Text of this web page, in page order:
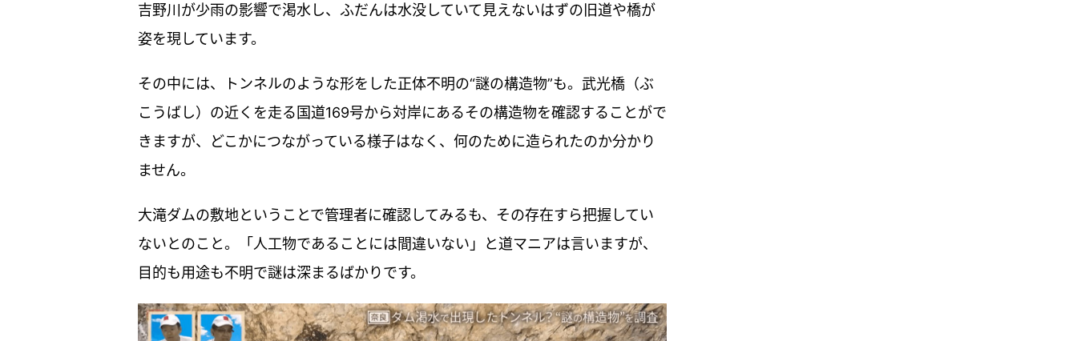
吉野川が少雨の影響で渇水し、ふだんは水没していて見えないはずの旧道や橋が
姿を現しています。
その中には、トンネルのような形をした正体不明の“謎の構造物”も。武光橋（ぶ
こうばし）の近くを走る国道169号から対岸にあるその構造物を確認することがで
きますが、どこかにつながっている様子はなく、何のために造られたのか分かり
ません。
大滝ダムの敷地ということで管理者に確認してみるも、その存在すら把握してい
ないとのこと。「人工物であることには間違いない」と道マニアは言いますが、
目的も用途も不明で謎は深まるばかりです。